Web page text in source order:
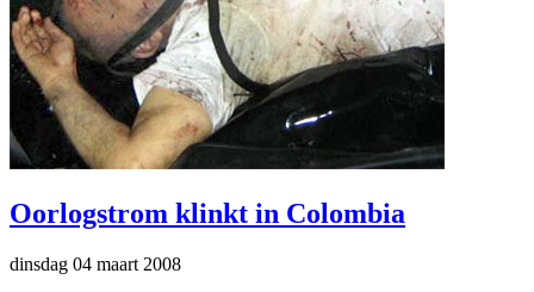
Oorlogstrom klinkt in Colombia
dinsdag 04 maart 2008